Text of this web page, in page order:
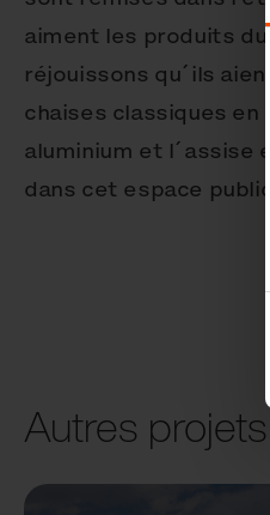
aiment les produits
réjouissons qu´ils
chaises classiques
aluminium et l´assise
dans cet espace public.
Autres projets